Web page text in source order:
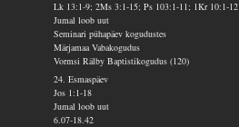
Lk 13:1-9; 2Ms 3:1-15; Ps 103:1-11; 1Kr 10:1-12
Jumal loob uut
Seminari pühapäev kogudustes
Märjamaa Vabakogudus
Vormsi Rälby Baptistikogudus (120)
24. Esmaspäev
Jos 1:1-18
Jumal loob uut
6.07-18.42